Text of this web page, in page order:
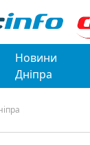
Новини
Дніпра